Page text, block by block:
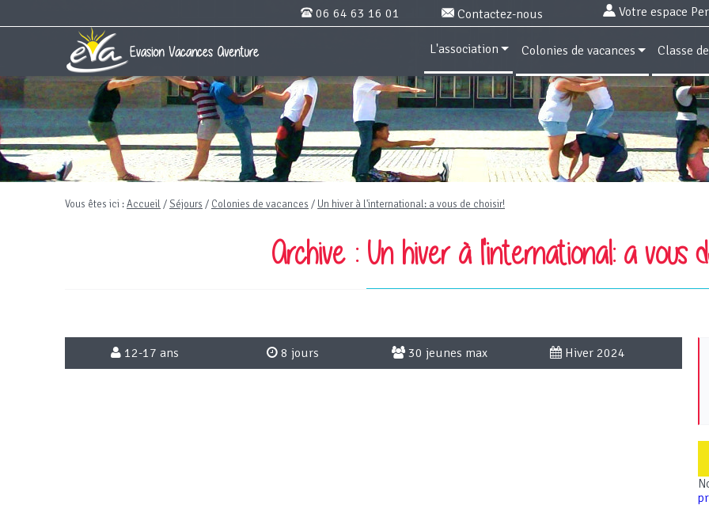
06 64 63 16 01 Contactez-nous Votre espace
L'association Colonies de vacances Classe
Vous êtes ici :Accueil /Séjours / Colonies de vacances / Un hiver à l'international: a vous de choisir!
Archive: Un hiver à l'international: a vous
12-17 ans 8 jours 30 jeunes max Hiver 2024